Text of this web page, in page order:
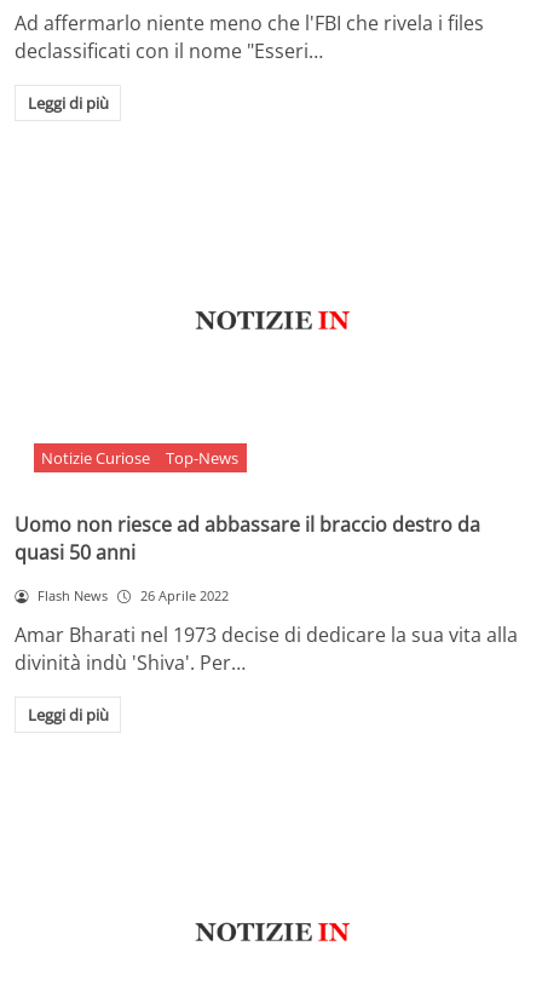
Ad affermarlo niente meno che l'FBI che rivela i files
declassificati con il nome "Esseri…
Leggi di più
Notizie Curiose Top-News
Uomo non riesce ad abbassare il braccio destro da
quasi 50 anni
Flash News 26 Aprile 2022
Amar Bharati nel 1973 decise di dedicare la sua vita alla
divinità indù 'Shiva'. Per…
Leggi di più